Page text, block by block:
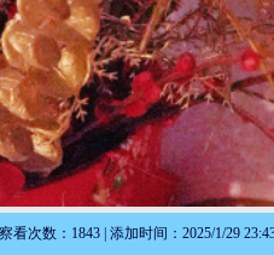
次数：1843 | 添加时间：2025/1/29